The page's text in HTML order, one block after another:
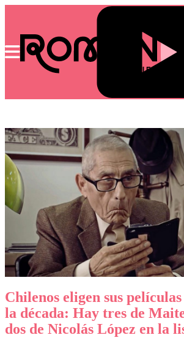
Chilenos eligen sus
la década: Hay tres de
dos de Nicolás López en la